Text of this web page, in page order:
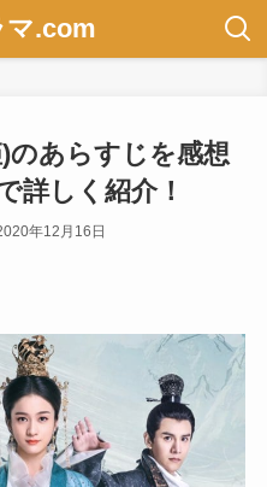
マ.com
のあらすじを感想
詳しく紹介！
年12月16日